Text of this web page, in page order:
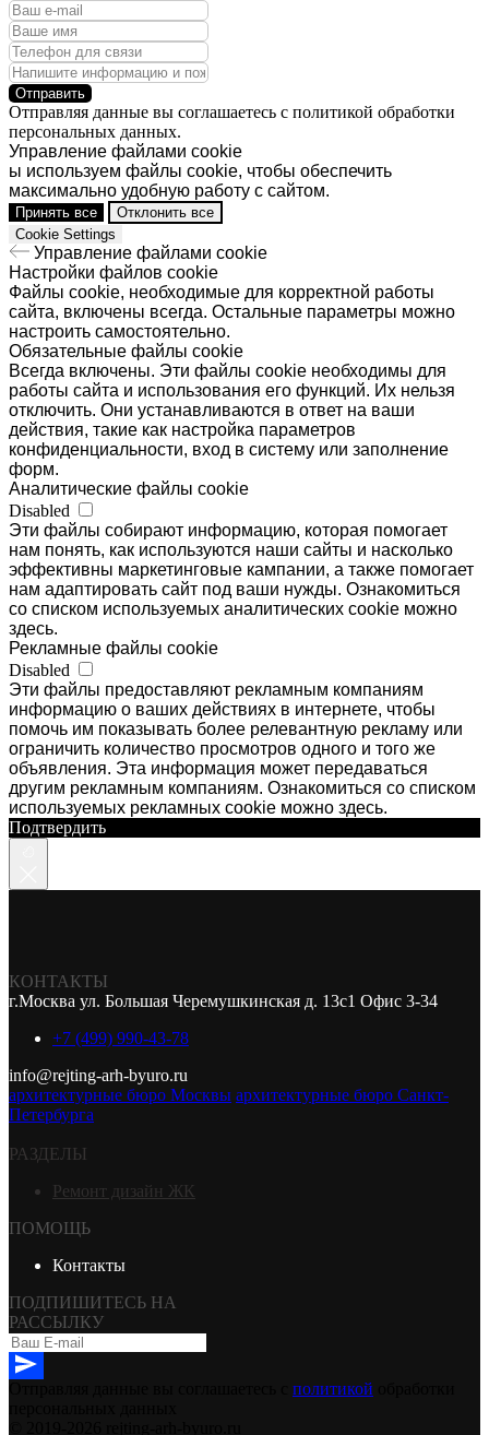
Отправить
Отправляя данные вы соглашаетесь с политикой обработки
персональных данных.
Управление файлами cookie
ы используем файлы cookie, чтобы обеспечить
максимально удобную работу с сайтом.
Принять все
Отклонить все
Cookie Settings
Управление файлами cookie
Настройки файлов cookie
Файлы cookie, необходимые для корректной работы
сайта, включены всегда. Остальные параметры можно
настроить самостоятельно.
Обязательные файлы cookie
Всегда включены. Эти файлы cookie необходимы для
работы сайта и использования его функций. Их нельзя
отключить. Они устанавливаются в ответ на ваши
действия, такие как настройка параметров
конфиденциальности, вход в систему или заполнение
форм.
Аналитические файлы cookie
Disabled
Эти файлы собирают информацию, которая помогает
нам понять, как используются наши сайты и насколько
эффективны маркетинговые кампании, а также помогает
нам адаптировать сайт под ваши нужды. Ознакомиться
со списком используемых аналитических cookie можно
здесь.
Рекламные файлы cookie
Disabled
Эти файлы предоставляют рекламным компаниям
информацию о ваших действиях в интернете, чтобы
помочь им показывать более релевантную рекламу или
ограничить количество просмотров одного и того же
объявления. Эта информация может передаваться
другим рекламным компаниям. Ознакомиться со списком
используемых рекламных cookie можно здесь.
Подтвердить
КОНТАКТЫ
г.Москва ул. Большая Черемушкинская д. 13с1 Офис 3-34
+7 (499) 990-43-78
info@rejting-arh-byuro.ru
архитектурные бюро Москвы архитектурные бюро Санкт-
Петербурга
РАЗДЕЛЫ
Ремонт дизайн ЖК
ПОМОЩЬ
Контакты
ПОДПИШИТЕСЬ НА
РАССЫЛКУ
политикой